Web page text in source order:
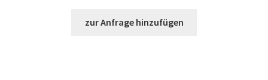
zur Anfrage hinzufügen